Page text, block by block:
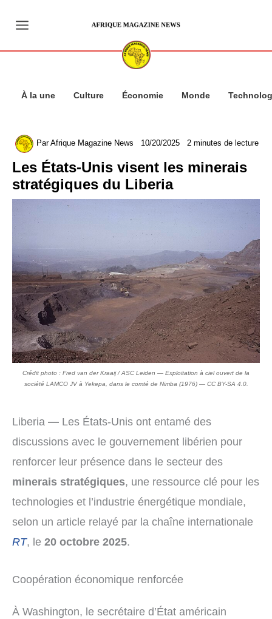
contenu
À la une Culture Économie Monde
ParAfrique Magazine News 10/20/2025 2 minutes de lecture
Les États-Unis visent les minerais
stratégiques du Liberia
Crédit photo : Fred van der Kraaij / ASC Leiden — Exploitation à ciel ouvert de la
société LAMCO JV à Yekepa, dans le comté de Nimba (1976) — CC BY-SA 4.0.
Liberia — Les États-Unis ont entamé des
discussions avec le gouvernement libérien pour
renforcer leur présence dans le secteur des
minerais stratégiques, une ressource clé pour les
technologies et l’industrie énergétique mondiale,
selon un article relayé par la chaîne internationale
RT, le 20 octobre 2025.
Coopération économique renforcée
À Washington, le secrétaire d’État américain